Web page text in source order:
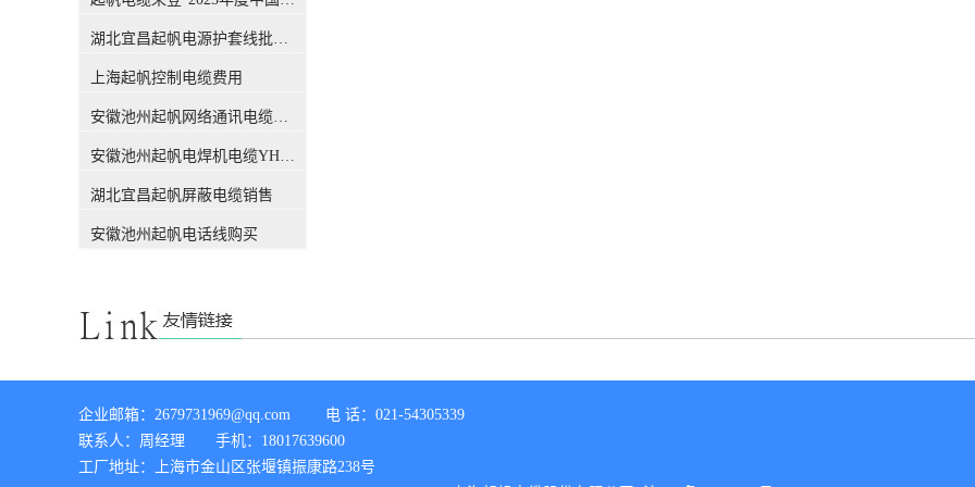
这个概念，我们能知道，这个
线电缆#的规格，仅仅是规格
和文件上的表示。 电缆导体的
【实际】截面积实际截面积：
它指的是导体的实际截面积，
也就是大家用千分尺测量出的
者来讲，某标称截面的导体截
要求，即直流电阻是否满足标
准要求。当今随着导体材料生
已经得到普遍应用，铜导体材
料电阻率足以保证用小于标称
直径铜丝能满足对应规格直流
电阻的要求。 综上所述：目前
吗？前不久，权威机构CQC出
具的一份报告，引发了行业的
扰很多人的问题，有了这份报
这个给客户解释了。CQC是什
（CQC）是经*机构编制批
准，由国家质量监督检验检疫
总局设立，委托国家认监委管
理的**认证机构。CQC是中国
经验，各项业务均成果卓著，
认证客户数量居全国认证机构
过简单的介绍，我们相信CQC
的。下面进入主题，看看这份
报告都解释了哪些内容。 电缆
导体的【标称】截面积标称截
湖北宜昌起帆电源护套线批发价格
上海起帆控制电缆费用
安徽池州起帆网络通讯电缆销售
安徽池州起帆电焊机电缆YH生产厂家
湖北宜昌起帆屏蔽电缆销售
安徽池州起帆电话线购买
企业邮箱：2679731969@qq.com        电 话：021-54305339
联系人：周经理       手机：18017639600
工厂地址：上海市金山区张堰镇振康路238号